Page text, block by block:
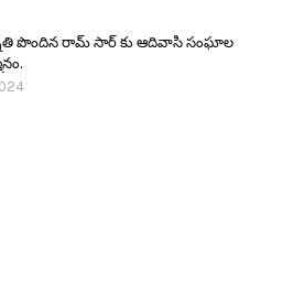
పొందిన రామ్ సార్ కు ఆదివాసి సంఘాల